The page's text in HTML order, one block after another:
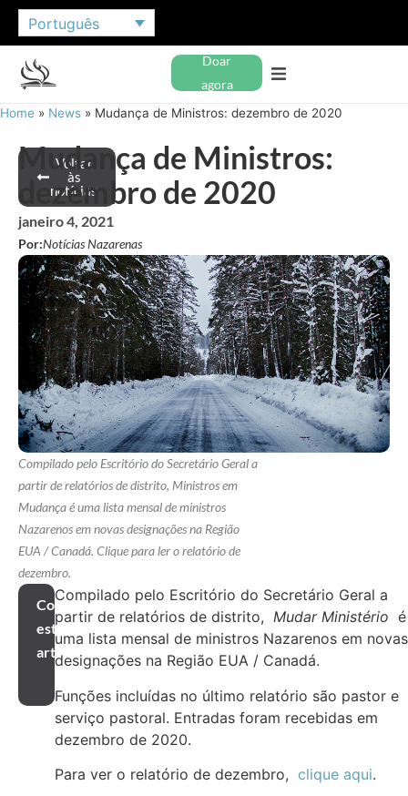
Português
Doar
agora
Home » News » Mudança de Ministros: dezembro de 2020
Voltar
às
notícias
Mudança de Ministros:
dezembro de 2020
janeiro 4, 2021
Por:Notícias Nazarenas
Compilado pelo Escritório do Secretário Geral a
partir de relatórios de distrito, Ministros em
Mudança é uma lista mensal de ministros
Nazarenos em novas designações na Região
EUA / Canadá. Clique para ler o relatório de
dezembro.
Compartilhar
este
artigo
Compilado pelo Escritório do Secretário Geral a
partir de relatórios de distrito, Mudar Ministério é
uma lista mensal de ministros Nazarenos em novas
designações na Região EUA / Canadá.
Funções incluídas no último relatório são pastor e
serviço pastoral. Entradas foram recebidas em
dezembro de 2020.
Para ver o relatório de dezembro, clique aqui.